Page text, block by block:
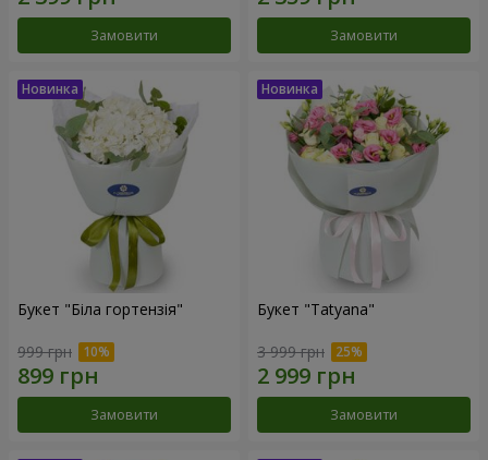
Замовити Замовити
Букет "Біла гортензія"
999 грн
Замовити
Букет "Tatyana"
3 999 грн
Замовити